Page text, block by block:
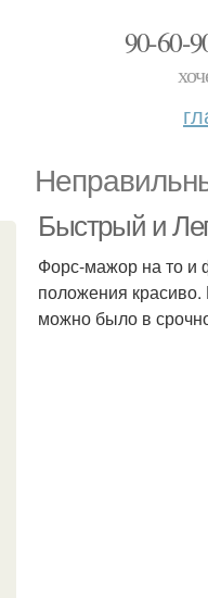
90-
Быстрый и
Форс-мажор на то и
положения красиво.
можно было в